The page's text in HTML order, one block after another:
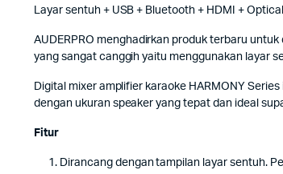
Layar sentuh + USB + Bluetooth + HDMI +
AUDERPRO menghadirkan produk terbaru
yang sangat canggih yaitu menggunakan layar
Digital mixer amplifier karaoke HARMONY
dengan ukuran speaker yang tepat dan ideal
Fitur
Dirancang dengan tampilan layar sentuh.